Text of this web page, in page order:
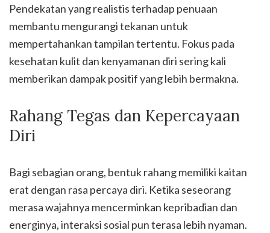
Pendekatan yang realistis terhadap penuaan
membantu mengurangi tekanan untuk
mempertahankan tampilan tertentu. Fokus pada
kesehatan kulit dan kenyamanan diri sering kali
memberikan dampak positif yang lebih bermakna.
Rahang Tegas dan Kepercayaan
Diri
Bagi sebagian orang, bentuk rahang memiliki kaitan
erat dengan rasa percaya diri. Ketika seseorang
merasa wajahnya mencerminkan kepribadian dan
energinya, interaksi sosial pun terasa lebih nyaman.